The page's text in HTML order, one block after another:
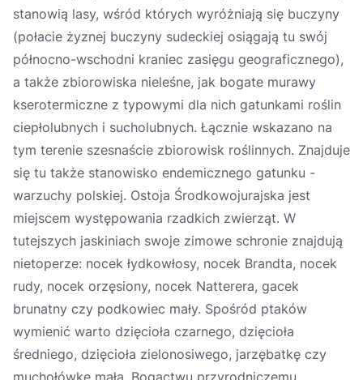
stanowią lasy, wśród których wyróżniają się buczyny
(połacie żyznej buczyny sudeckiej osiągają tu swój
północno-wschodni kraniec zasięgu geograficznego),
a także zbiorowiska nieleśne, jak bogate murawy
kserotermiczne z typowymi dla nich gatunkami roślin
ciepłolubnych i sucholubnych. Łącznie wskazano na
tym terenie szesnaście zbiorowisk roślinnych. Znajduje
się tu także stanowisko endemicznego gatunku -
warzuchy polskiej. Ostoja Środkowojurajska jest
miejscem występowania rzadkich zwierząt. W
tutejszych jaskiniach swoje zimowe schronie znajdują
nietoperze: nocek łydkowłosy, nocek Brandta, nocek
rudy, nocek orzęsiony, nocek Natterera, gacek
brunatny czy podkowiec mały. Spośród ptaków
wymienić warto dzięcioła czarnego, dzięcioła
średniego, dzięcioła zielonosiwego, jarzębatkę czy
muchołówkę małą. Bogactwu przyrodniczemu